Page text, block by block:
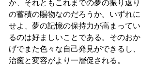
か、それともこれまでの夢の振り返り
の蓄積の賜物なのだろうか。いずれに
せよ、夢の記憶の保持力が高まってい
るのは好ましいことである。そのおか
げでまた色々な自己発見ができるし、
治癒と変容がより一層促される。